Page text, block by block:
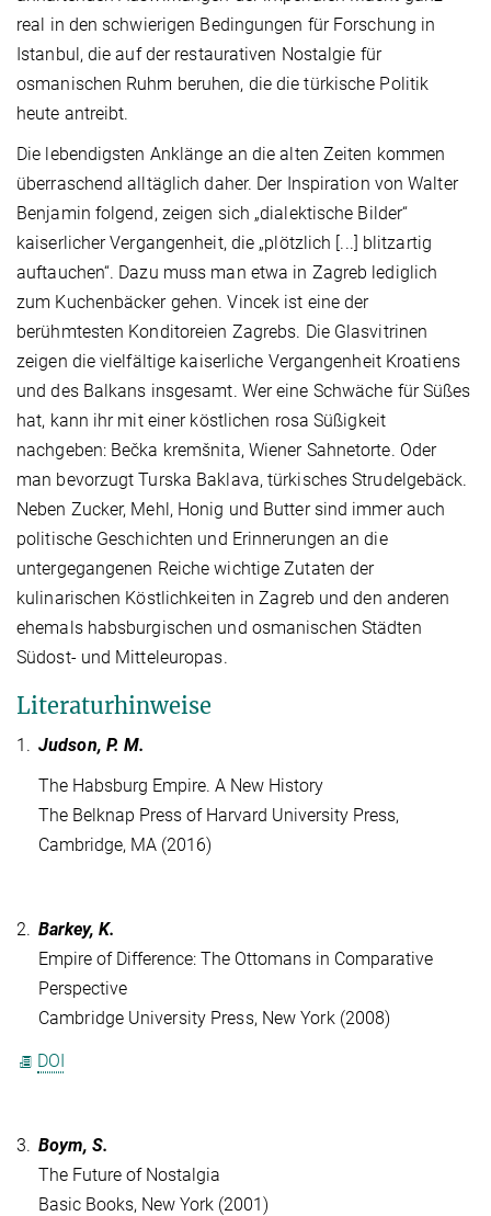
real in den schwierigen Bedingungen für Forschung in
Istanbul, die auf der restaurativen Nostalgie für
osmanischen Ruhm beruhen, die die türkische Politik
heute antreibt.
Die lebendigsten Anklänge an die alten Zeiten kommen
überraschend alltäglich daher. Der Inspiration von Walter
Benjamin folgend, zeigen sich „dialektische Bilder“
kaiserlicher Vergangenheit, die „plötzlich [...] blitzartig
auftauchen“. Dazu muss man etwa in Zagreb lediglich
zum Kuchenbäcker gehen. Vincek ist eine der
berühmtesten Konditoreien Zagrebs. Die Glasvitrinen
zeigen die vielfältige kaiserliche Vergangenheit Kroatiens
und des Balkans insgesamt. Wer eine Schwäche für Süßes
hat, kann ihr mit einer köstlichen rosa Süßigkeit
nachgeben: Bečka kremšnita, Wiener Sahnetorte. Oder
man bevorzugt Turska Baklava, türkisches Strudelgebäck.
Neben Zucker, Mehl, Honig und Butter sind immer auch
politische Geschichten und Erinnerungen an die
untergegangenen Reiche wichtige Zutaten der
kulinarischen Köstlichkeiten in Zagreb und den anderen
ehemals habsburgischen und osmanischen Städten
Südost- und Mitteleuropas.
Literaturhinweise
1. Judson, P. M.
The Habsburg Empire. A New History
The Belknap Press of Harvard University Press,
Cambridge, MA (2016)
2. Barkey, K.
Empire of Difference: The Ottomans in Comparative
Perspective
Cambridge University Press, New York (2008)
DOI
3. Boym, S.
The Future of Nostalgia
Basic Books, New York (2001)